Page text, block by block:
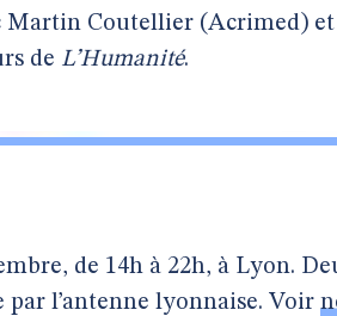
Martin Coutellier (Acrimed)
de L’Humanité.
de 14h à 22h, à Lyon.
par l’antenne lyonnaise. Voir